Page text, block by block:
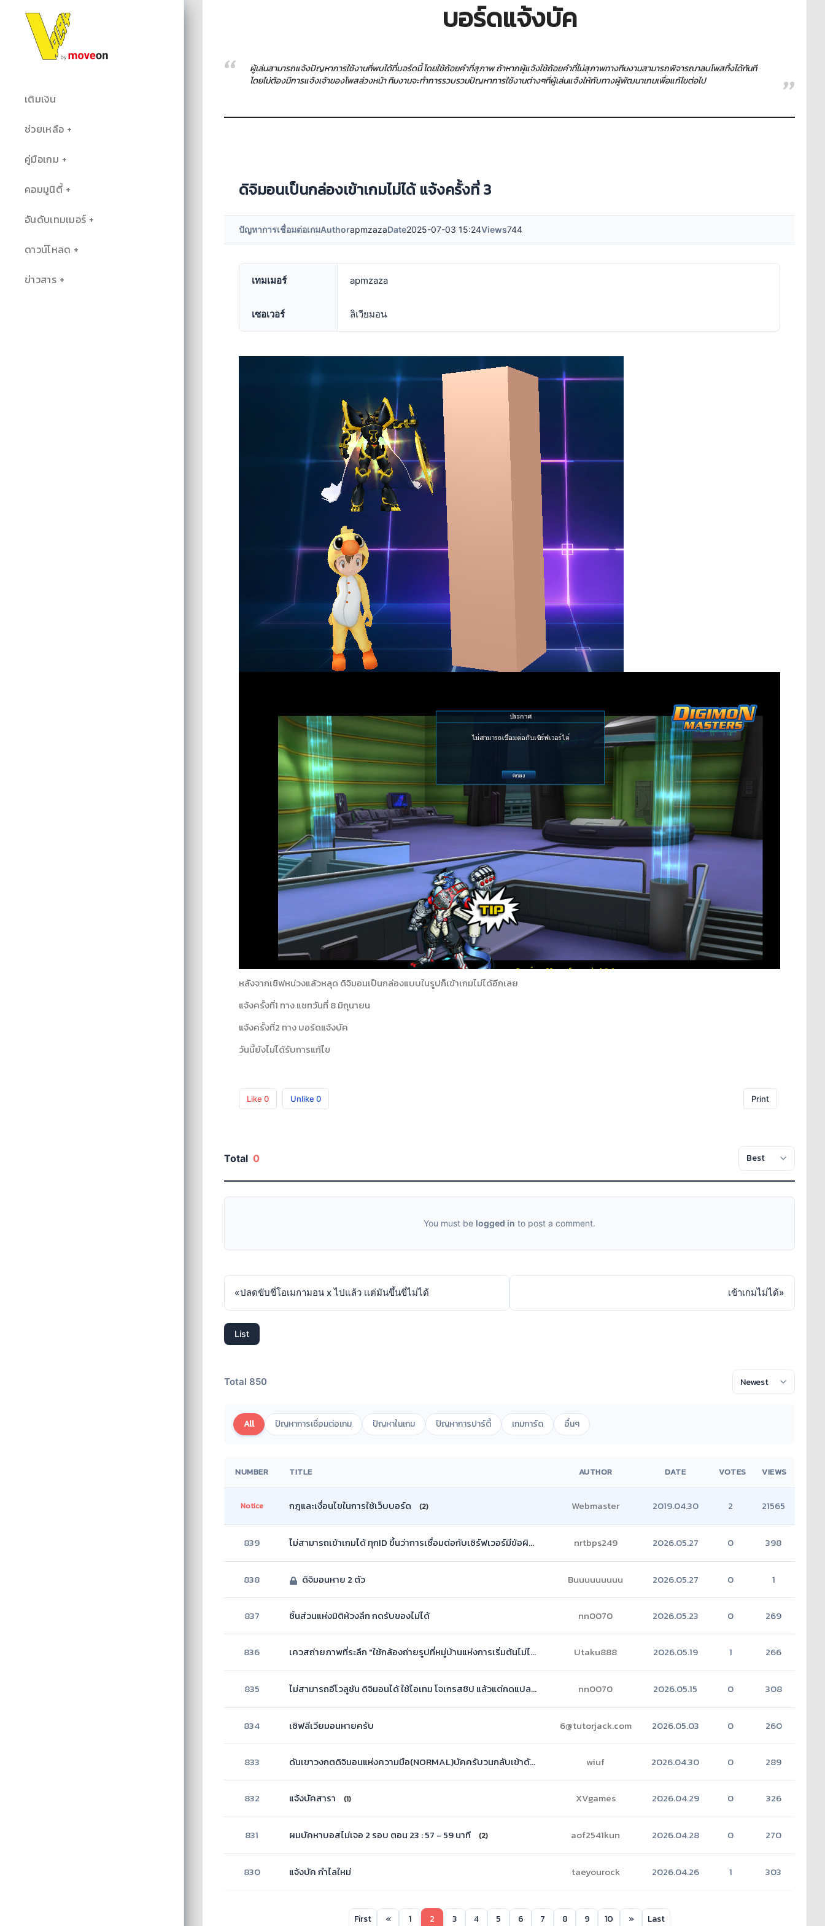
เติมเงิน
ช่วยเหลือ
คู่มือเกม
คอมมูนิตี้
อันดับเทมเมอร์
ดาวน์โหลด
ข่าวสาร
บอร์ดแจ้งบัค
ผู้เล่นสามารถแจ้งปัญหาการใช้งานที่พบได้ที่บอร์ดนี้ โดยใช้ถ้อยคำที่สุภาพ ถ้าหากผู้แจ้งใช้ถ้อยคำที่ไม่สุภาพทางทีมงานสามารถพิจารณาลบโพสทิ้งได้ทันที
โดยไม่ต้องมีการแจ้งเจ้าของโพสล่วงหน้า ทีมงานจะทำการรวบรวมปัญหาการใช้งานต่างๆที่ผู้เล่นแจ้งให้กับทางผู้พัฒนาเกมเพื่อแก้ไขต่อไป
ดิจิมอนเป็นกล่องเข้าเกมไม่ได้ แจ้งครั้งที่ 3
ปัญหาการเชื่อมต่อเกมAuthorapmzazaDate2025-07-03 15:24Views744
เทมเมอร์ apmzaza
เซอเวอร์ ลิเวียมอน
หลังจากเซิฟหน่วงแล้วหลุด ดิจิมอนเป็นกล่องแบบในรูปก็เข้าเกมไม่ได้อีกเลย
แจ้งครั้งที่1 ทาง แชทวันที่ 8 มิถุนายน
แจ้งครั้งที่2 ทาง บอร์ดแจ้งบัค
วันนี้ยังไม่ได้รับการแก้ไข
Like 0 Unlike 0 Print
Total 0
You must be logged in to post a comment.
«ปลดขับขี่โอเมกามอน x ไปแล้ว เเต่มันขึ้นขี่ไม่ได้ เข้าเกมไม่ได้»
List
Total 850
All ปัญหาการเชื่อมต่อเกม ปัญหาในเกม ปัญหาการปาร์ตี้ เกมการ์ด อื่นๆ
NUMBER TITLE AUTHOR DATE VOTES VIEWS
Notice กฎและเงื่อนไขในการใช้เว็บบอร์ด (2) Webmaster 2019.04.30 2 21565
839 ไม่สามารถเข้าเกมได้ ทุกID ขึ้นว่าการเชื่อมต่อกับเซิร์ฟเวอร์มีข้อผิดพลาด (ไม่มีโปรแกรมอะไรเลยนะครับTT) (5)
nrtbps249 2026.05.27 0 398
838 ดิจิมอนหาย 2 ตัว Buuuuuuuuu 2026.05.27 0 1
837 ชิ้นส่วนแห่งมิติห้วงลึก กดรับของไม่ได้ nn0070 2026.05.23 0 269
836 เควสถ่ายภาพที่ระลึก "ใช้กล้องถ่ายรูปที่หมู่บ้านแห่งการเริ่มต้นไม่ได้ครับ" Utaku888 2026.05.19 1 266
835 ไม่สามารถอีโวลูชัน ดิจิมอนได้ ใช้ไอเทม โจเกรสชิป แล้วแต่กดแปลงร่างไม่ได้ (2)
nn0070 2026.05.15 0 308
834 เซิฟลีเวียมอนหายครับ 6@tutorjack.com 2026.05.03 0 260
833 ดันเขาวงกตดิจิมอนแห่งความมือ(NORMAL)บัคครับวนกลับเข้าดันตอนจบได้โดยไม่มีตั๋ว wiuf 2026.04.30 0 289
832 แจ้งบัคสารา (1) XVgames 2026.04.29 0 326
831 ผมบัคหาบอสไม่เจอ 2 รอบ ตอน 23 : 57 - 59 นาที (2) aof2541kun 2026.04.28 0 270
830 แจ้งบัค กำไลใหม่ taeyourock 2026.04.26 1 303
First « 1 2 3 4 5 6 7 8 9 10 » Last